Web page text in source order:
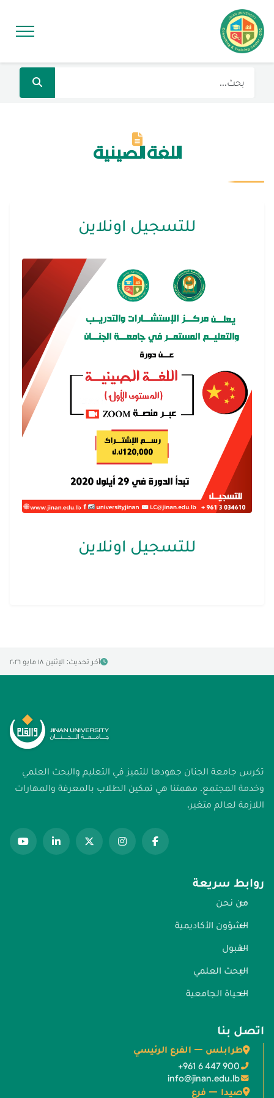
اللغة الصينية
للتسجيل اونلاين
للتسجيل اونلاين
آخر تحديث: الإثنين ١٨ مايو ٢٠٢٦
تكرس جامعة الجنان جهودها للتميز في التعليم والبحث العلمي
وخدمة المجتمع. مهمتنا هي تمكين الطلاب بالمعرفة والمهارات
اللازمة لعالم متغير.
روابط سريعة
من نحن
الشؤون الأكاديمية
القبول
البحث العلمي
الحياة الجامعية
اتصل بنا
طرابلس — الفرع الرئيسي
+961 6 447 900
info@jinan.edu.lb
صيدا — فرع